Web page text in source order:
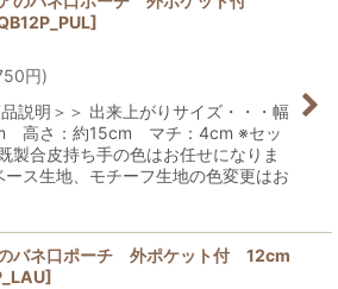
]
円)
説明＞＞ 出来上がりサイズ・・・幅
高さ：約15cm マチ：4cm ※セッ
製合皮持ち手の色はお任せになりま
ス生地、モチーフ生地の色変更はお
バネ口ポーチ 外ポケット付 12cm
]